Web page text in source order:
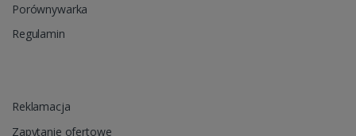
Porównywarka
Regulamin
Reklamacja
Zapytanie ofertowe